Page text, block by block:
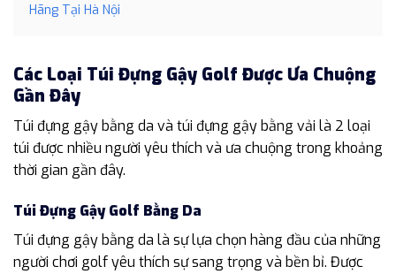
Hãng Tại Hà Nội
Các Loại Túi Đựng Gậy Golf Được Ưa Chuộng
Gần Đây
Túi đựng gậy bằng da và túi đựng gậy bằng vải là 2 loại
túi được nhiều người yêu thích và ưa chuộng trong khoảng
thời gian gần đây.
Túi Đựng Gậy Golf Bằng Da
Túi đựng gậy bằng da là sự lựa chọn hàng đầu của những
người chơi golf yêu thích sự sang trọng và bền bỉ. Được